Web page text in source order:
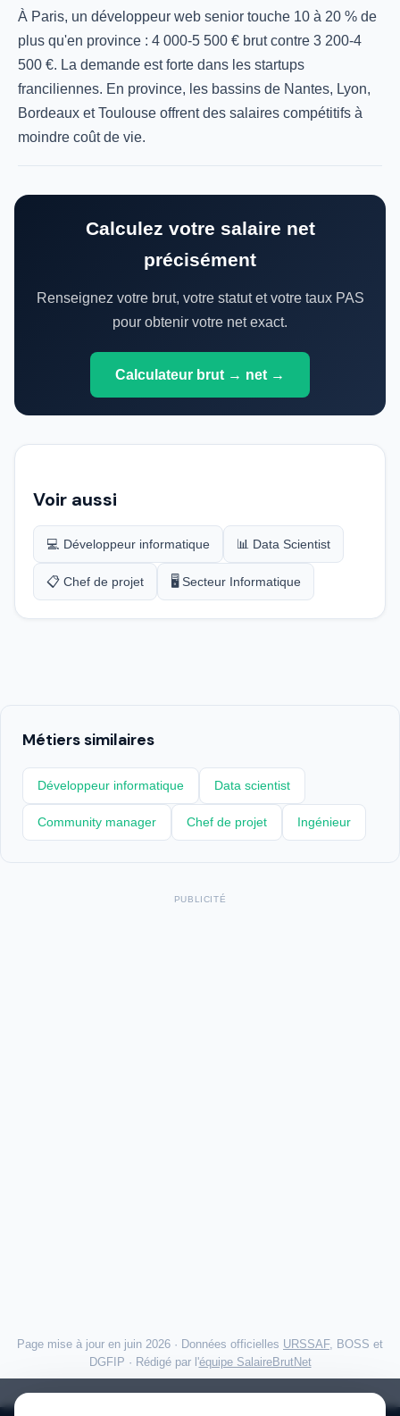
À Paris, un développeur web senior touche 10 à 20 % de
plus qu'en province : 4 000-5 500 € brut contre 3 200-4
500 €. La demande est forte dans les startups
franciliennes. En province, les bassins de Nantes, Lyon,
Bordeaux et Toulouse offrent des salaires compétitifs à
moindre coût de vie.
Calculez votre salaire net
précisément
Renseignez votre brut, votre statut et votre taux PAS
pour obtenir votre net exact.
Calculateur brut → net →
Voir aussi
💻 Développeur informatique 📊 Data Scientist
📋 Chef de projet 🖥️ Secteur Informatique
Métiers similaires
Développeur informatique Data scientist
Community manager Chef de projet Ingénieur
PUBLICITÉ
Page mise à jour en juin 2026 · Données officielles URSSAF, BOSS et
DGFIP · Rédigé par l'équipe SalaireBrutNet